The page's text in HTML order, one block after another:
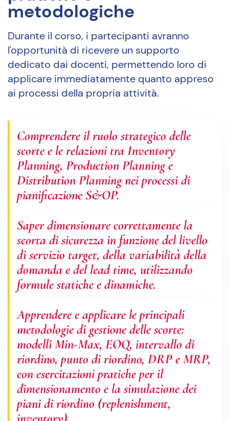
metodologiche
Durante il corso, i partecipanti avranno
l'opportunità di ricevere un supporto
dedicato dai docenti, permettendo loro di
applicare immediatamente quanto appreso
ai processi della propria attività.
Comprendere il ruolo strategico delle
scorte e le relazioni tra Inventory
Planning, Production Planning e
Distribution Planning nei processi di
pianificazione S&OP.
Saper dimensionare correttamente la
scorta di sicurezza in funzione del livello
di servizio target, della variabilità della
domanda e del lead time, utilizzando
formule statiche e dinamiche.
Apprendere e applicare le principali
metodologie di gestione delle scorte:
modelli Min-Max, EOQ, intervallo di
riordino, punto di riordino, DRP e MRP,
con esercitazioni pratiche per il
dimensionamento e la simulazione dei
piani di riordino (replenishment,